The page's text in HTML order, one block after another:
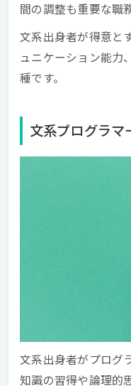
間の調整も重要な職
文系出身者が得意と
ュニケーション能力
種です。
文系プログラマ
文系出身者がプログ
知識の習得や論理的